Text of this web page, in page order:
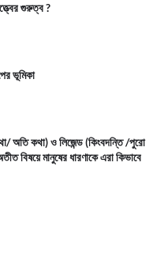
গুরুত্ব ?
ভূমিকা
অতি কথা) ও লিজেন্ড (কিংবদন্তি /পুরো
বিষয়ে মানুষের ধারণাকে এরা কিভাবে